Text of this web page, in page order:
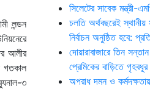
লন্ডন
আলীর
গতকাল
৩
সিলেটের সাবেক মন্ত্রী-
চলতি অর্থবছরেই
নির্বাচন অনুষ্ঠিত হবে:
দোয়ারাবাজারে তিন
প্রেমিকের বাড়িতে
অপরাধ দমন ও কর্মদক্ষতায়